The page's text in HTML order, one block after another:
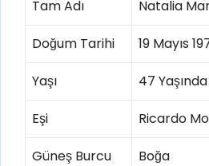
Tam Adı Natalia
Doğum Tarihi 19 Mayıs
Yaşı 47 Yaşında
Eşi Ricardo
Güneş Burcu Boğa